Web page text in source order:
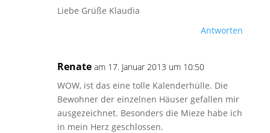
Liebe Grüße Klaudia
Antworten
Renate am 17. Januar 2013 um 10:50
WOW, ist das eine tolle Kalenderhülle. Die
Bewohner der einzelnen Häuser gefallen mir
ausgezeichnet. Besonders die Mieze habe ich
in mein Herz geschlossen.